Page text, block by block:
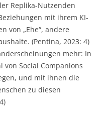
Replika-Nutzenden
mit ihrem KI-
von „Ehe“, andere
(Pentina, 2023: 4)
mehr: In
von Social Companions
und mit ihnen die
zu diesen